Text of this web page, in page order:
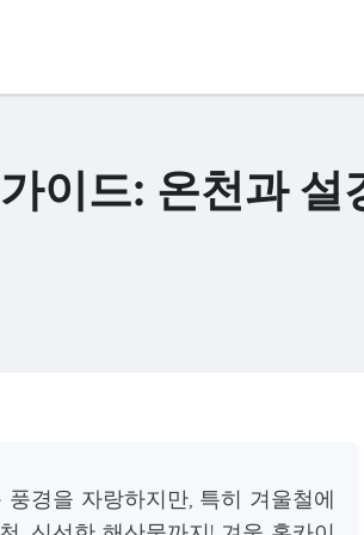
이드: 온천과 설
경을 자랑하지만, 특히 겨울철에